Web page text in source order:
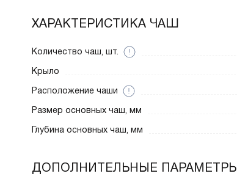
ХАРАКТЕРИСТИКА ЧАШ
Количество чаш, шт.
Крыло
Расположение чаши
Размер основных чаш, мм
Глубина основных чаш, мм
ДОПОЛНИТЕЛЬНЫЕ ПАРАМЕТРЫ